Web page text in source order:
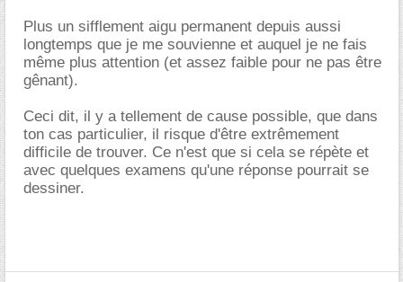
Plus un sifflement aigu permanent depuis aussi
longtemps que je me souvienne et auquel je ne fais
même plus attention (et assez faible pour ne pas être
gênant).
Ceci dit, il y a tellement de cause possible, que dans
ton cas particulier, il risque d'être extrêmement
difficile de trouver. Ce n'est que si cela se répète et
avec quelques examens qu'une réponse pourrait se
dessiner.